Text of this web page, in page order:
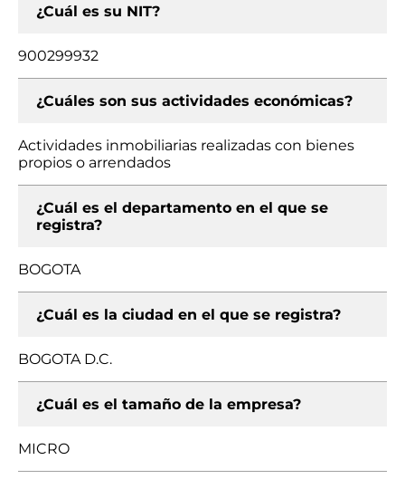
¿Cuál es su NIT?
900299932
¿Cuáles son sus actividades económicas?
Actividades inmobiliarias realizadas con bienes
propios o arrendados
¿Cuál es el departamento en el que se
registra?
BOGOTA
¿Cuál es la ciudad en el que se registra?
BOGOTA D.C.
¿Cuál es el tamaño de la empresa?
MICRO